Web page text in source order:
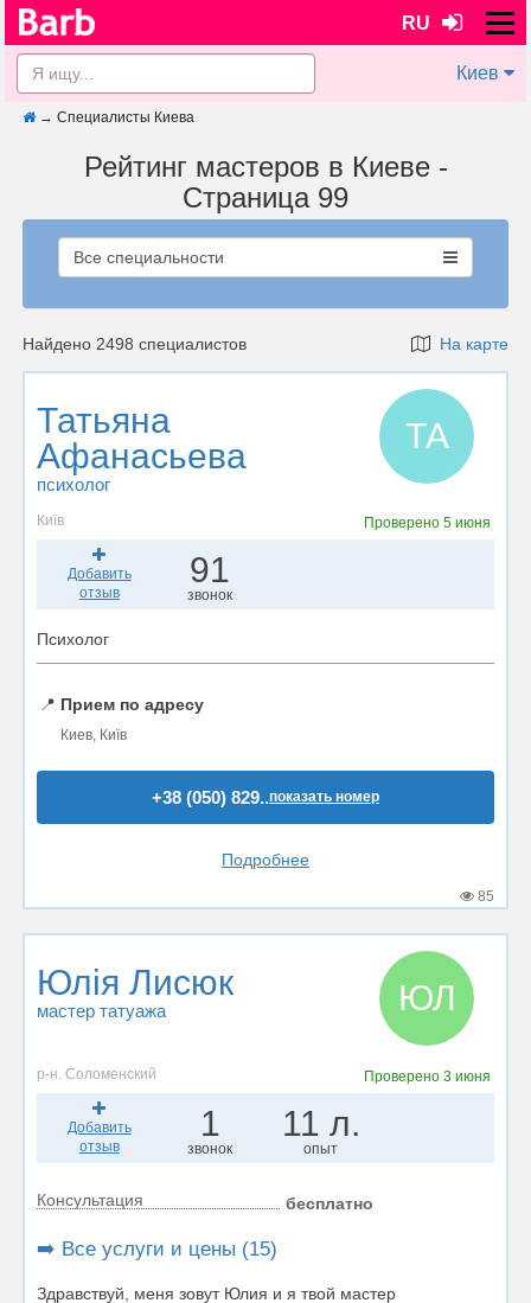
RU
Киев
→ Специалисты Киева
Рейтинг мастеров в Киеве -
Страница 99
Все специальности
Найдено 2498 специалистов На карте
Татьяна
Афанасьева
психолог
ТА
Київ Проверено 5 июня
Добавить
отзыв
91
звонок
Психолог
📍 Прием по адресу
Киев, Київ
+38 (050) 829..показать номер
Подробнее
85
Юлія Лисюк
мастер татуажа ЮЛ
р-н. Соломенский Проверено 3 июня
Добавить
отзыв
1
звонок
11 л.
опыт
Консультация бесплатно
➡️ Все услуги и цены (15)
Здравствуй, меня зовут Юлия и я твой мастер